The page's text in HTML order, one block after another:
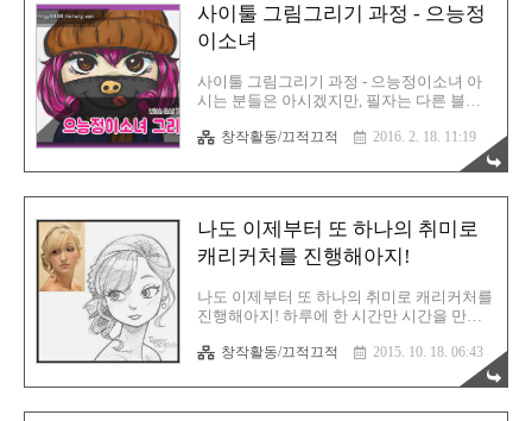
남성들은 이렇지 않음을 미리 밝히는 바이
고, 여기서 발끈한다면 네놈도 같은놈 취급
될 수 있으니 말을 가려했으면 하는 바램이
다. 검은시위는 점점 확산될 전망이다. 이번
검은시위에도 필자는 참여한다. 대한민국 여
성분들이 부디 남자만큼 심적으로 살기 편안
해지는 그날까지 아마 검은시위는 계속될 것
이다. 끝. 이 글도 읽어보세요 낙태법금지운
동 검은시위 참여 후기친효컬럼! 애..
사이툴 그림그리기 과정 - 으능정
이소녀
사이툴 그림그리기 과정 - 으능정이소녀 아
시는 분들은 아시겠지만, 필자는 다른 블로
작물들 위주로 운영하고 있다.어느덧 유튜브
구독자도 조금씩 늘어나고 있는 추세다. ㅎ
ㅎㅎ 정말 신기하고 감사함을 느낀다.이건
다섯번째 프로젝트에 쓰일 찍찍이필통에 붙
거리에 가면 쉽게 볼 수 있는 10대소녀들을
캐릭터화 해 보았다. 피가되고 살이되는 블
로그! 친절한효자손의 취미생활!글, 사진 및
이미지 ▶ CopyLeft(C) 유길용#CopyLeft(C)
는 저작권의 반대개념으로 "모든것을 공유한
다"는 뜻 입니다# 사이툴은 정말 편리하군!
▲그리는 과정을 올려보았다▲ 우선, 그리는
과정들을 쭈욱 살펴보길 바란다.필자는 너프
한 느낌을 좋아하기에 ..
창작활동/끄적끄적 2016. 2. 18. 11:19
나도 이제부터 또 하나의 취미로
캐리커처를 진행해아지!
나도 이제부터 또 하나의 취미로 캐리커처를
진행해아지! 하루에 한 시간만 시간을 만들
이렇게 그리는 것을 좋아했었는데, 음.... 언젠
가부턴 소홀했군요.하루 하나씩은 부족할수
도 있으니, 적어도 일주일에 하나씩 그리면,
한달이면 총 4~5개의 작품이 나오겠군요^^
창작활동/끄적끄적 2015. 10. 18. 06:43